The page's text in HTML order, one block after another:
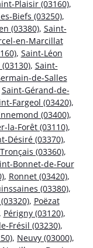
Plaisir (03160),
Biefs (03250),
(03380), Saint-
en-Marcillat
, Saint-Léon
, Saint-
de-Salles
Saint-Gérand-de-
Fargeol (03420),
(03400),
la-Forêt (03110),
Désiré (03370),
(03360),
Bonnet-de-Four
, Ronnet (03420),
(03380),
, Poëzat
Périgny (03120),
Frésil (03230),
, Neuvy (03000),